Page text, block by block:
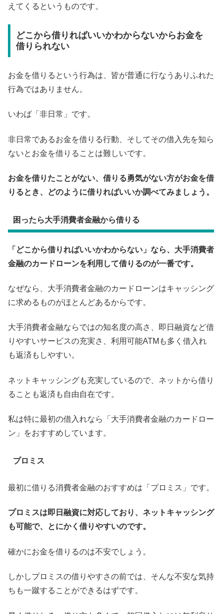
えてくるというものです。
どこから借りればいいかわからないからお金を
借りられない
お金を借りるという行為は、皆が普通に行なうありふれた
行為ではありません。
いわば「非日常」です。
非日常であるお金を借りる行動、そしてその借入先を知ら
ないとお金を借りることは難しいです。
お金を借りたことがない、借りる勇気がない方がお金を借
りるとき、どのように借りればいいか調べてみましょう。
困ったら大手消費者金融から借りる
「どこから借りればいいかわからない」なら、大手消費者
金融のカードローンを利用して借りるのが一番です。
なぜなら、大手消費者金融のカードローンはキャッシング
に求めるものがほとんどあるからです。
大手消費者金融ならではの知名度の高さ、即日融資など借
りやすいサービスの充実さ、利用可能ATMも多く借入れ
も返済もしやすい。
ネットキャッシングも充実しているので、ネットから借り
ることも返済も自由自在です。
私は特に最初の借入れなら「大手消費者金融のカードロー
ン」をおすすめしています。
プロミス
最初に借りる消費者金融のおすすめは「プロミス」です。
プロミスは即日融資に対応しており、ネットキャッシング
も可能で、とにかく借りやすいのです。
確かにお金を借りるのは不安でしょう。
しかしプロミスの借りやすさの前では、そんな不安な気持
ちも一蹴することができるはずです。